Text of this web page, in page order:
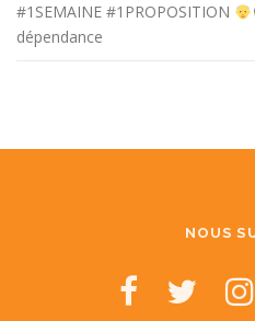
#1SEMAINE #1PROPOSITION
dépendance
NOUS